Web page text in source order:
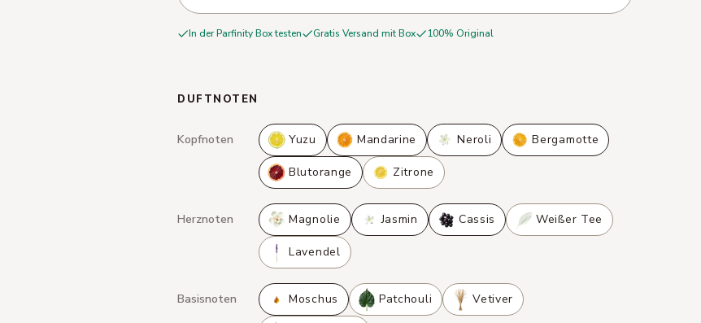
In der Parfinity Box testen Gratis Versand mit Box 100% Original
DUFTNOTEN
Kopfnoten Yuzu Mandarine Neroli Bergamotte
Blutorange Zitrone
Herznoten Magnolie Jasmin Cassis Weißer Tee
Lavendel
Basisnoten Moschus Patchouli Vetiver